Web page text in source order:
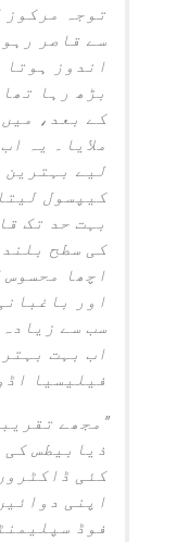
توجہ
سے قاصر
اندوز
بڑھ رہا
لیے بہترین
کیپسول
بہت حد تک
کی سطح
اچھا
اور
سب سے
فیلیسیا اڈو،
ذیابیطس
کئی
اپنی
فوڈ